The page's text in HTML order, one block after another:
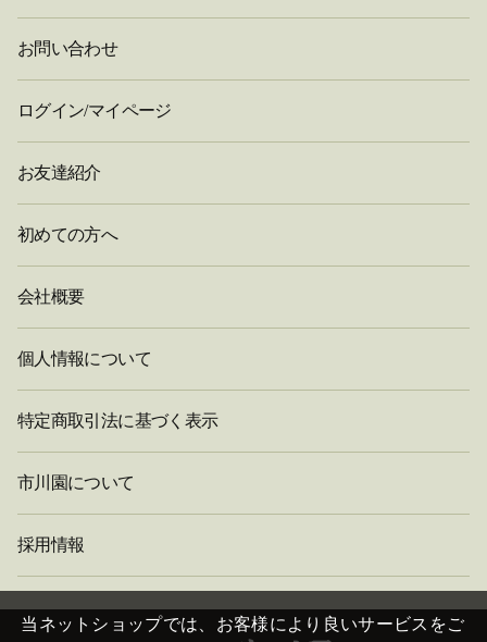
お問い合わせ
ログイン/マイページ
お友達紹介
初めての方へ
会社概要
個人情報について
特定商取引法に基づく表示
市川園について
採用情報
当ネットショップでは、お客様により良いサービスをご
閉
じ